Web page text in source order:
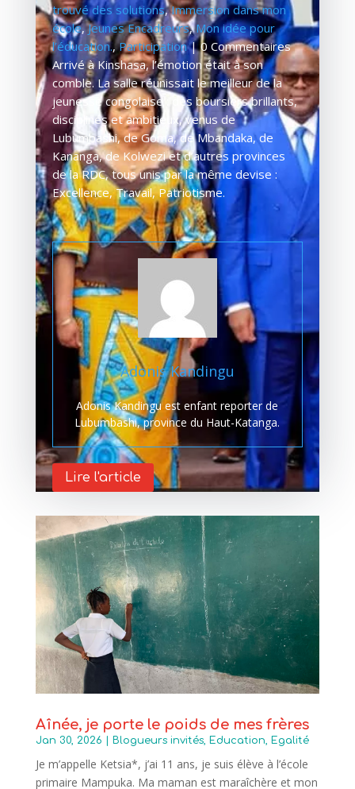
trouvé des solutions,Immersion dans mon
école,Jeunes Encadreurs,Mon idée pour
l’éducation.,Participation| 0 Commentaires
Arrivé à Kinshasa, l’émotion était à son
comble. La salle réunissait le meilleur de la
jeunesse congolaise : des boursiers brillants,
disciplinés et ambitieux, venus de
Lubumbashi, de Goma, de Mbandaka, de
Kananga, de Kolwezi et d’autres provinces
de la RDC, tous unis par la même devise :
Excellence, Travail, Patriotisme.
Adonis Kandingu
Adonis Kandingu est enfant reporter de
Lubumbashi, province du Haut-Katanga.
Lire l'article
Aînée, je porte le poids de mes frères
Jan 30, 2026 Blogueurs invités, Education, Egalité
Je m’appelle Ketsia*, j’ai 11 ans, je suis élève à l’école
primaire Mampuka. Ma maman est maraîchère et mon